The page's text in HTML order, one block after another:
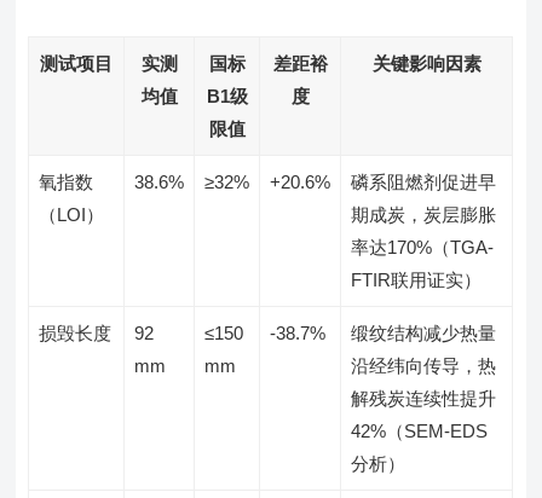
测试项目
实测
均值
国标
B1级
限值
差距裕
度
关键影响因素
氧指数
（LOI）
38.6% ≥32% +20.6%
磷系阻燃剂促进早
期成炭，炭层膨胀
率达170%（TGA-
FTIR联用证实）
损毁长度
92
mm
≤150
mm
-38.7%
缎纹结构减少热量
沿经纬向传导，热
解残炭连续性提升
42%（SEM-EDS
分析）